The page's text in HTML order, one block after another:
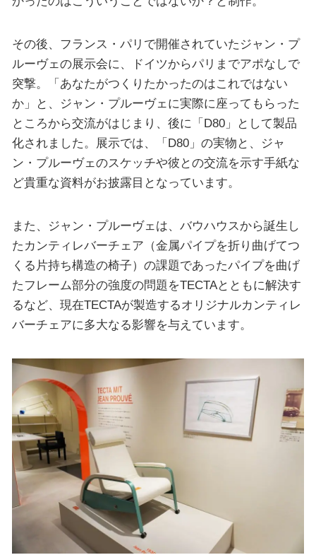
その後、フランス・パリで開催されていたジャン・プ
ルーヴェの展示会に、ドイツからパリまでアポなしで
突撃。「あなたがつくりたかったのはこれではない
か」と、ジャン・プルーヴェに実際に座ってもらった
ところから交流がはじまり、後に「D80」として製品
化されました。展示では、「D80」の実物と、ジャ
ン・プルーヴェのスケッチや彼との交流を示す手紙な
ど貴重な資料がお披露目となっています。
また、ジャン・プルーヴェは、バウハウスから誕生し
たカンティレバーチェア（金属パイプを折り曲げてつ
くる片持ち構造の椅子）の課題であったパイプを曲げ
たフレーム部分の強度の問題をTECTAとともに解決す
るなど、現在TECTAが製造するオリジナルカンティレ
バーチェアに多大なる影響を与えています。